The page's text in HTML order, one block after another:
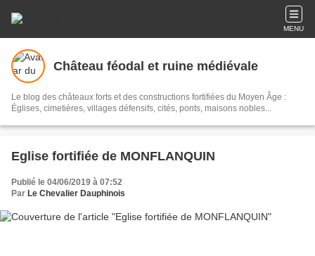
MENU
Château féodal et ruine médiévale
Le blog des châteaux forts et des constructions fortifiées du Moyen Âge :
Églises, cimetières, villages défensifs, cités, ponts, maisons nobles...
Eglise fortifiée de MONFLANQUIN
Publié le 04/06/2019 à 07:52
Par Le Chevalier Dauphinois